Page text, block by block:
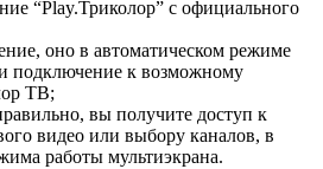
“Play.Триколор” с официального
оно в автоматическом режиме
подключение к возможному
ТВ;
вы получите доступ к
видео или выбору каналов, в
работы мультиэкрана.